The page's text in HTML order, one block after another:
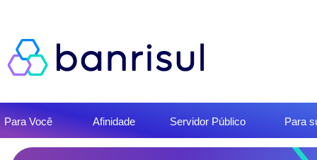
do
menu
Para Você Afinidade Servidor Público Para